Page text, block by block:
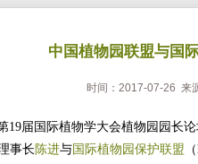
中国植物园联盟与国
时间：2017-07-26 来
19届国际植物学大会植物园园长
事长 陈进与国际植物园保护联盟 （